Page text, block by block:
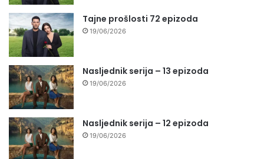
Tajne prošlosti 72 epizoda
19/06/2026
Nasljednik serija – 13 epizoda
19/06/2026
Nasljednik serija – 12 epizoda
19/06/2026